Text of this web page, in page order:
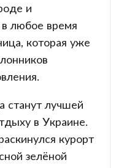
и
в любое время
которая уже
станут лучшей
в Украине.
курорт
зелёной